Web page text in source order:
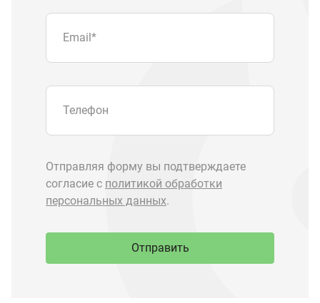
Запчасти Урал
Запчасти Камаз
Спецпредложения